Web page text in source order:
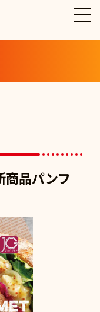
商品パンフ